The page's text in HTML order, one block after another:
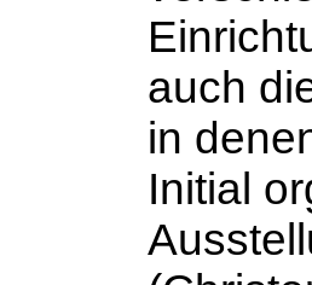
auch
in
Initial